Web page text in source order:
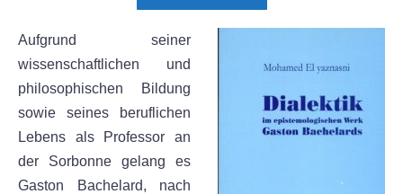
Aufgrund seiner
wissenschaftlichen und
philosophischen Bildung
sowie seines beruflichen
Lebens als Professor an
der Sorbonne gelang es
Gaston Bachelard, nach